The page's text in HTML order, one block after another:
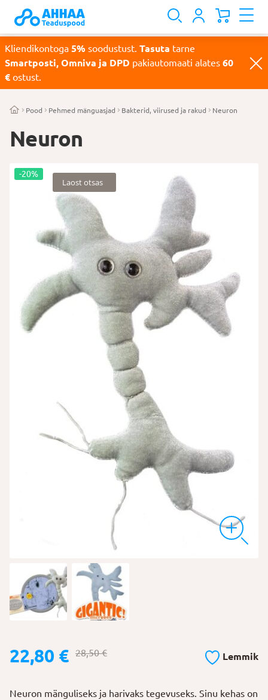
Kliendikontoga 5% soodustust. Tasuta tarne
Smartposti, Omniva ja DPD pakiautomaati alates 60
€ ostust.
Pood Pehmed mänguasjad Bakterid, viirused ja rakud Neuron
Neuron
-20%
Laost otsas
28,50€
Algne
hind
28,50 €.
22,80 €
Praegune
hind
22,80 €.
Lemmik
Neuron mänguliseks ja harivaks tegevuseks. Sinu kehas on